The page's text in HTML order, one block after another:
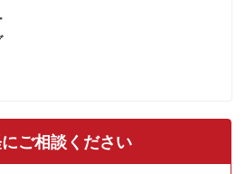
ご相談ください